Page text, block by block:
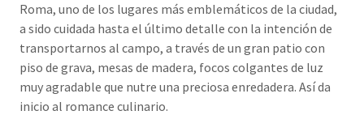
Roma, uno de los lugares más emblemáticos de la ciudad,
a sido cuidada hasta el último detalle con la intención de
transportarnos al campo, a través de un gran patio con
piso de grava, mesas de madera, focos colgantes de luz
muy agradable que nutre una preciosa enredadera. Así da
inicio al romance culinario.